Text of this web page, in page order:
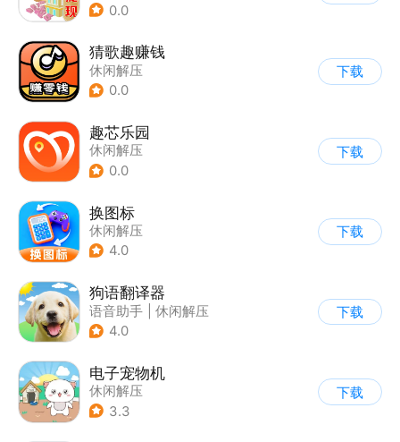
0.0
猜歌趣赚钱
休闲解压
0.0
下载
趣芯乐园
休闲解压
0.0
下载
换图标
休闲解压
4.0
下载
狗语翻译器
语音助手
休闲解压
4.0
下载
电子宠物机
休闲解压
3.3
下载